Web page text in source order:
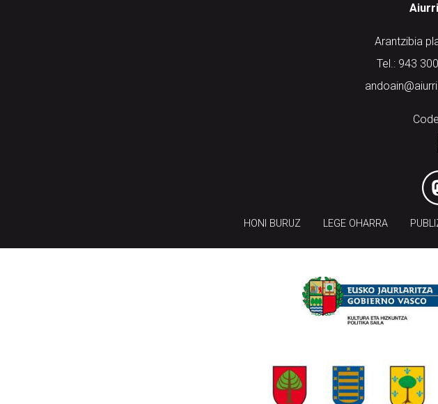
Arantzibia
Tel.: 943
HONI BURUZ LEGE OHARRA